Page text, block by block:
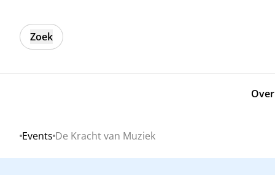
Zoek
Home
Events De Kracht van Muziek